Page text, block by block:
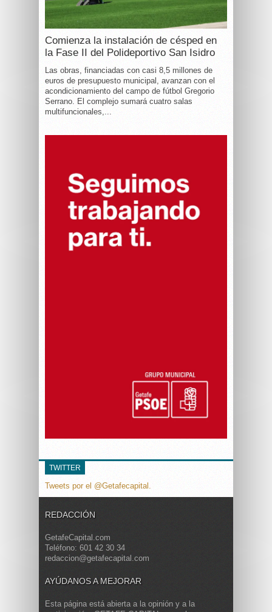
Comienza la instalación de césped en
la Fase II del Polideportivo San Isidro
Las obras, financiadas con casi 8,5 millones de
euros de presupuesto municipal, avanzan con el
acondicionamiento del campo de fútbol Gregorio
Serrano. El complejo sumará cuatro salas
multifuncionales,...
TWITTER
Tweets por el @Getafecapital.
REDACCIÓN
GetafeCapital.com
Teléfono: 601 42 30 34
redaccion@getafecapital.com
AYÚDANOS A MEJORAR
Esta página está abierta a la opinión y a la